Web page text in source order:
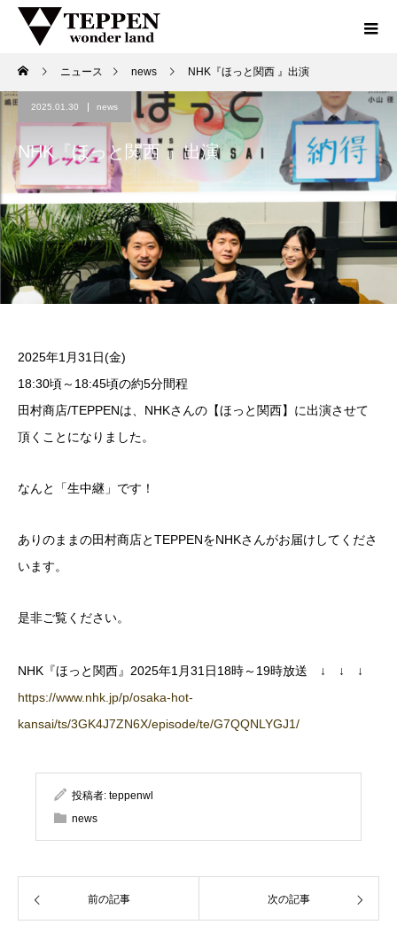
ニュース news NHK『ほっと関西 』出演
2025.01.30 news
NHK『ほっと関西 』出演
2025年1月31日(金)
18:30頃～18:45頃の約5分間程
田村商店/TEPPENは、NHKさんの【ほっと関西】に出演させて
頂くことになりました。
なんと「生中継」です！
ありのままの田村商店とTEPPENをNHKさんがお届けしてくださ
います。
是非ご覧ください。
NHK『ほっと関西』2025年1月31日18時～19時放送 ↓ ↓ ↓
https://www.nhk.jp/p/osaka-hot-
kansai/ts/3GK4J7ZN6X/episode/te/G7QQNLYGJ1/
投稿者: teppenwl
news
前の記事 次の記事